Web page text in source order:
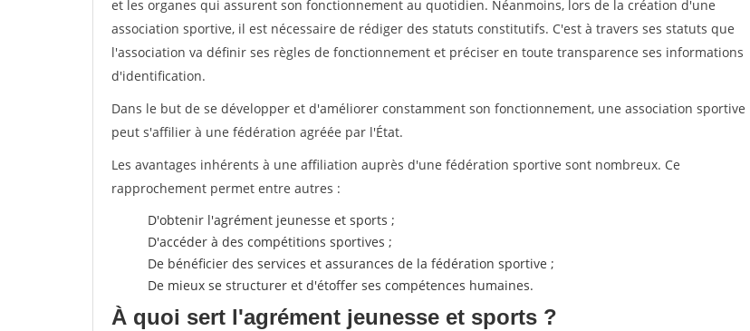
et les organes qui assurent son fonctionnement au quotidien. Néanmoins, lors de la création d'une
association sportive, il est nécessaire de rédiger des statuts constitutifs. C'est à travers ses statuts que
l'association va définir ses règles de fonctionnement et préciser en toute transparence ses informations
d'identification.
Dans le but de se développer et d'améliorer constamment son fonctionnement, une association sportive
peut s'affilier à une fédération agréée par l'État.
Les avantages inhérents à une affiliation auprès d'une fédération sportive sont nombreux. Ce
rapprochement permet entre autres :
D'obtenir l'agrément jeunesse et sports ;
D'accéder à des compétitions sportives ;
De bénéficier des services et assurances de la fédération sportive ;
De mieux se structurer et d'étoffer ses compétences humaines.
À quoi sert l'agrément jeunesse et sports ?